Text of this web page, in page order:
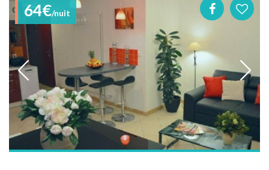
64€/nuit